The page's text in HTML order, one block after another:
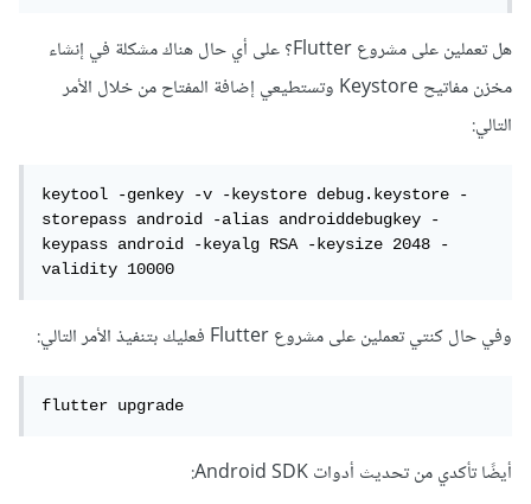
ExecutionException: java.io.IOException:
com.android.ide.common.signing.KeytoolExceptio
n: Failed to create keystore.
> Run with --stacktrace option to get the stack
output.
BUILD FAILED in 30s
هل تعملين على مشروع Flutter؟ على أي حال هناك مشكلة في إنشاء
مخزن مفاتيح Keystore وتستطيعي إضافة المفتاح من خلال الأمر
التالي:
keytool -genkey -v -keystore debug.keystore -
storepass android -alias androiddebugkey -
keypass android -keyalg RSA -keysize 2048 -
validity 10000
وفي حال كنتي تعملين على مشروع Flutter فعليك بتنفيذ الأمر التالي:
flutter upgrade
أيضًا تأكدي من تحديث أدوات Android SDK: